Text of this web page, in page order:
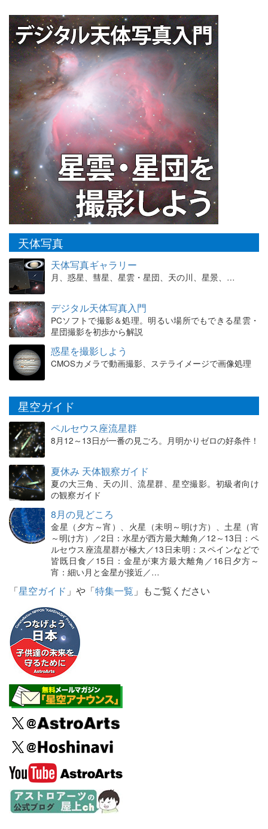
天体写真
天体写真ギャラリー
月、惑星、彗星、星雲・星団、天の川、星景、…
デジタル天体写真入門
PCソフトで撮影＆処理。明るい場所でもできる星雲・
星団撮影を初歩から解説
惑星を撮影しよう
CMOSカメラで動画撮影、ステライメージで画像処理
星空ガイド
ペルセウス座流星群
8月12～13日が一番の見ごろ。月明かりゼロの好条件！
夏休み 天体観察ガイド
夏の大三角、天の川、流星群、星空撮影。初級者向け
の観察ガイド
8月の見どころ
金星（夕方～宵）、火星（未明～明け方）、土星（宵
～明け方）／2日：水星が西方最大離角／12～13日：ペ
ルセウス座流星群が極大／13日未明：スペインなどで
皆既日食／15日：金星が東方最大離角／16日夕方～
宵：細い月と金星が接近／…
「星空ガイド 」や「特集一覧 」もご覧ください